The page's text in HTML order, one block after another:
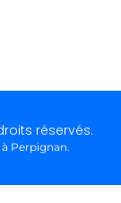
réservés.
Perpignan.